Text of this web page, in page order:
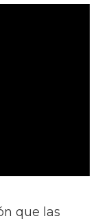
que las